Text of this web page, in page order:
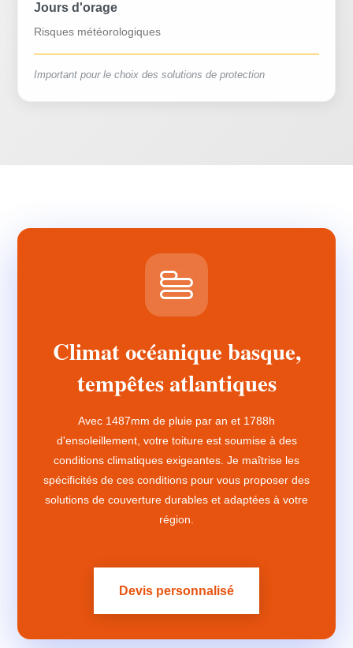
Jours d'orage
Risques météorologiques
Important pour le choix des solutions de protection
Climat océanique basque,
tempêtes atlantiques
Avec 1487mm de pluie par an et 1788h
d'ensoleillement, votre toiture est soumise à des
conditions climatiques exigeantes. Je maîtrise les
spécificités de ces conditions pour vous proposer des
solutions de couverture durables et adaptées à votre
région.
Devis personnalisé